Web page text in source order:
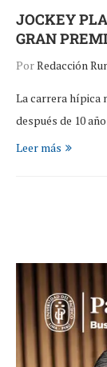
JOCKEY
GRAN
PorRedacción
La carrera hípica
después de 10
Leer más